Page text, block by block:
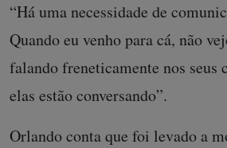
“Há uma necessidade de
Quando eu venho para cá, não
falando freneticamente nos seus
elas estão conversando”.
Orlando conta que foi levado a